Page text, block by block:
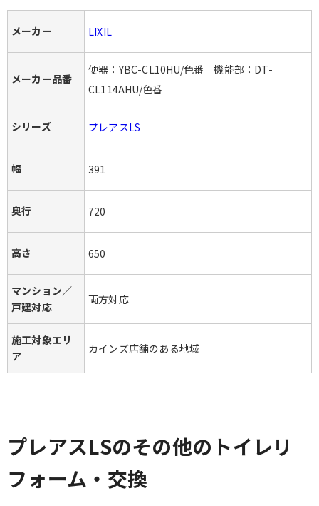
メーカー LIXIL
メーカー品番
便器：YBC-CL10HU/色番 機能部：DT-
CL114AHU/色番
シリーズ プレアスLS
幅 391
奥行 720
高さ 650
マンション／
戸建対応
両方対応
施工対象エリ
ア
カインズ店舗のある地域
プレアスLSのその他のトイレリ
フォーム・交換